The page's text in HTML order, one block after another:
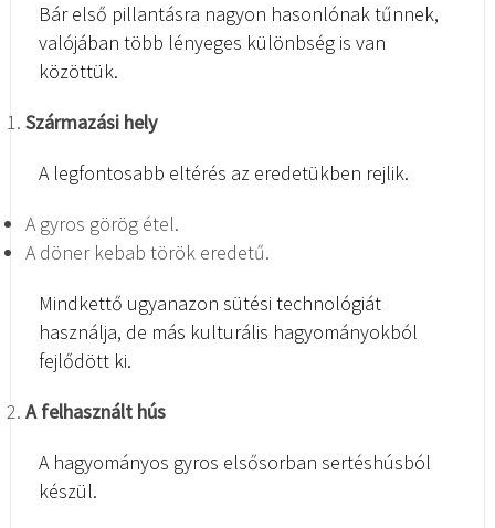
Bár első pillantásra nagyon hasonlónak tűnnek,
valójában több lényeges különbség is van
közöttük.
Származási hely
A legfontosabb eltérés az eredetükben rejlik.
A gyros görög étel.
A döner kebab török eredetű.
Mindkettő ugyanazon sütési technológiát
használja, de más kulturális hagyományokból
fejlődött ki.
A felhasznált hús
A hagyományos gyros elsősorban sertéshúsból
készül.